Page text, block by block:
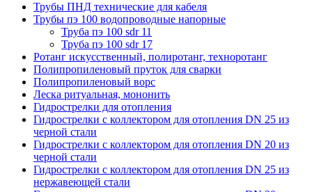
Трубы ПНД технические для кабеля
Трубы пэ 100 водопроводные напорные
Труба пэ 100 sdr 11
Труба пэ 100 sdr 17
Ротанг искусственный, полиротанг, техноротанг
Полипропиленовый пруток для сварки
Полипропиленовый ворс
Леска ритуальная, мононить
Гидрострелки для отопления
Гидрострелки с коллектором для отопления DN 25 из
черной стали
Гидрострелки с коллектором для отопления DN 20 из
черной стали
Гидрострелки с коллектором для отопления DN 25 из
нержавеющей стали